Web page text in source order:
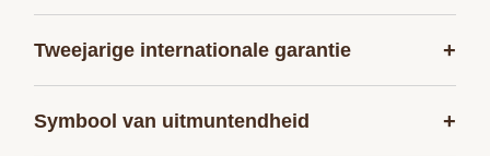
Tweejarige internationale garantie +
Symbool van uitmuntendheid +